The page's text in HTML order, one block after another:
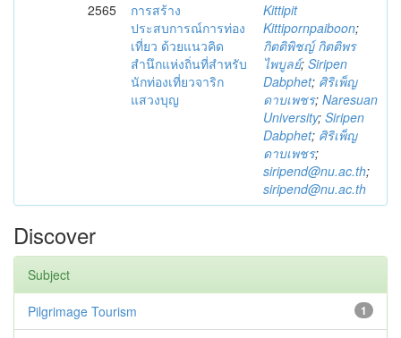
2565
การสร้าง
ประสบการณ์การท่อง
เที่ยว ด้วยแนวคิด
สำนึกแห่งถิ่นที่สำหรับ
นักท่องเที่ยวจาริก
แสวงบุญ
Kittipit
Kittipornpaiboon;
กิตติพิชญ์ กิตติพร
ไพบูลย์; Siripen
Dabphet; ศิริเพ็ญ
ดาบเพชร; Naresuan
University; Siripen
Dabphet; ศิริเพ็ญ
ดาบเพชร;
siripend@nu.ac.th;
siripend@nu.ac.th
Discover
Subject
1
Pilgrimage Tourism